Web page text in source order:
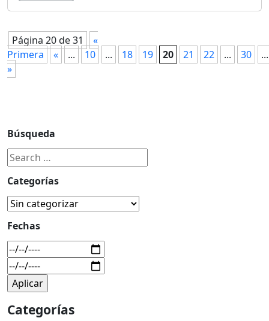
Página 20 de 31
«
Primera
« ... 10 ... 18 19 20 21 22 ... 30
...
»
Búsqueda
Categorías
Fechas
Categorías